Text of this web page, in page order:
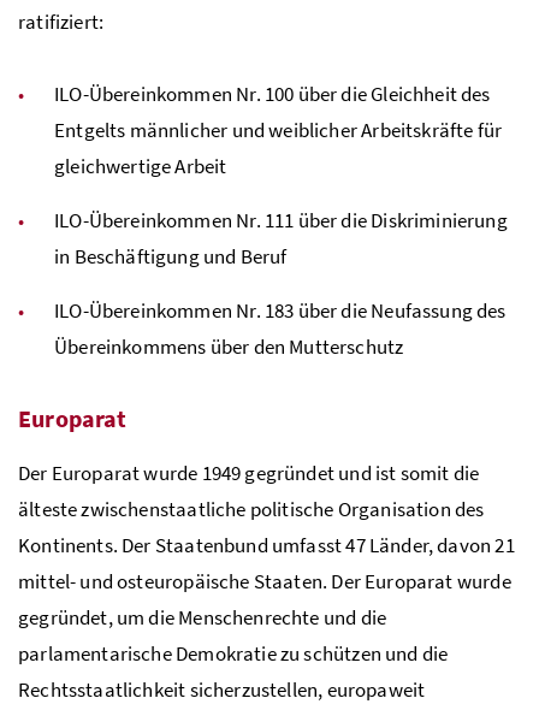
ratifiziert:
ILO-Übereinkommen Nr. 100 über die Gleichheit des
Entgelts männlicher und weiblicher Arbeitskräfte für
gleichwertige Arbeit
ILO-Übereinkommen Nr. 111 über die Diskriminierung
in Beschäftigung und Beruf
ILO-Übereinkommen Nr. 183 über die Neufassung des
Übereinkommens über den Mutterschutz
Europarat
Der Europarat wurde 1949 gegründet und ist somit die
älteste zwischenstaatliche politische Organisation des
Kontinents. Der Staatenbund umfasst 47 Länder, davon 21
mittel- und osteuropäische Staaten. Der Europarat wurde
gegründet, um die Menschenrechte und die
parlamentarische Demokratie zu schützen und die
Rechtsstaatlichkeit sicherzustellen, europaweit